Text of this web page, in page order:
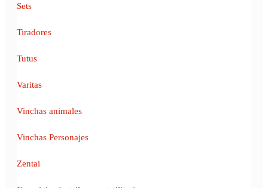
Sets
Tiradores
Tutus
Varitas
Vinchas animales
Vinchas Personajes
Zentai